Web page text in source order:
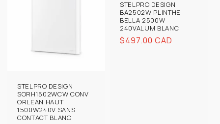
STELPRO DESIGN
SORH1502WCW CONV
ORLEAN HAUT
1500W240V SANS
CONTACT BLANC
STELPRO DESIGN
BA2502W PLINTHE
BELLA 2500W
240VALUM BLANC
Prix
$497.00 CAD